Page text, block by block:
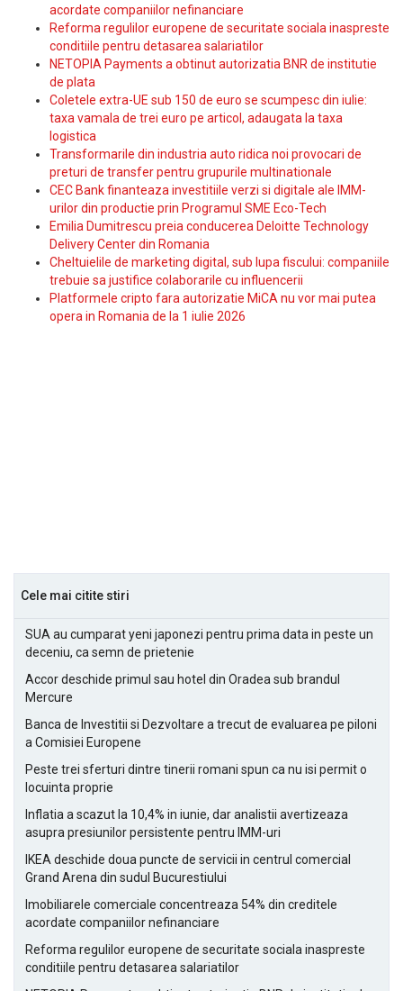
acordate companiilor nefinanciare
Reforma regulilor europene de securitate sociala inaspreste
conditiile pentru detasarea salariatilor
NETOPIA Payments a obtinut autorizatia BNR de institutie
de plata
Coletele extra-UE sub 150 de euro se scumpesc din iulie:
taxa vamala de trei euro pe articol, adaugata la taxa
logistica
Transformarile din industria auto ridica noi provocari de
preturi de transfer pentru grupurile multinationale
CEC Bank finanteaza investitiile verzi si digitale ale IMM-
urilor din productie prin Programul SME Eco-Tech
Emilia Dumitrescu preia conducerea Deloitte Technology
Delivery Center din Romania
Cheltuielile de marketing digital, sub lupa fiscului: companiile
trebuie sa justifice colaborarile cu influencerii
Platformele cripto fara autorizatie MiCA nu vor mai putea
opera in Romania de la 1 iulie 2026
Cele mai citite stiri
SUA au cumparat yeni japonezi pentru prima data in peste un
deceniu, ca semn de prietenie
Accor deschide primul sau hotel din Oradea sub brandul
Mercure
Banca de Investitii si Dezvoltare a trecut de evaluarea pe piloni
a Comisiei Europene
Peste trei sferturi dintre tinerii romani spun ca nu isi permit o
locuinta proprie
Inflatia a scazut la 10,4% in iunie, dar analistii avertizeaza
asupra presiunilor persistente pentru IMM-uri
IKEA deschide doua puncte de servicii in centrul comercial
Grand Arena din sudul Bucurestiului
Imobiliarele comerciale concentreaza 54% din creditele
acordate companiilor nefinanciare
Reforma regulilor europene de securitate sociala inaspreste
conditiile pentru detasarea salariatilor